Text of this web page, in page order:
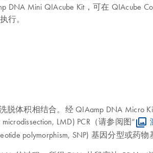
Mini QIAcube Kit，可在 QIAcube
行。
脱体积相结合。经 QIAamp DNA
LMD) PCR（请参阅图“
polymorphism, SNP) 基因分型或药物